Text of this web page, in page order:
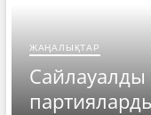
ЖАҢАЛЫҚТАР